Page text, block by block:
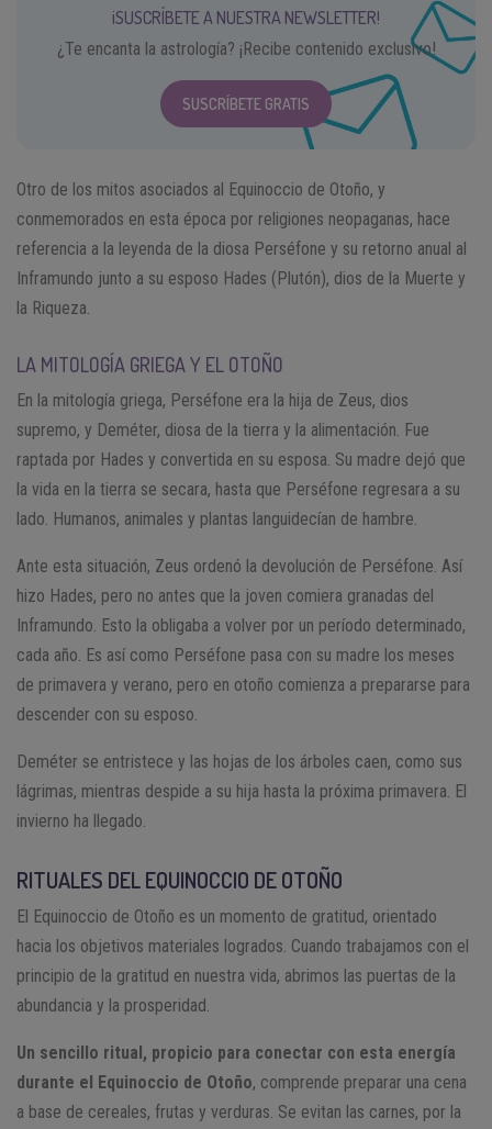
¡SUSCRÍBETE A NUESTRA NEWSLETTER!
¿Te encanta la astrología? ¡Recibe contenido exclusivo!
SUSCRÍBETE GRATIS
Otro de los mitos asociados al Equinoccio de Otoño, y
conmemorados en esta época por religiones neopaganas, hace
referencia a la leyenda de la diosa Perséfone y su retorno anual al
Inframundo junto a su esposo Hades (Plutón), dios de la Muerte y
la Riqueza.
LA MITOLOGÍA GRIEGA Y EL OTOÑO
En la mitología griega, Perséfone era la hija de Zeus, dios
supremo, y Deméter, diosa de la tierra y la alimentación. Fue
raptada por Hades y convertida en su esposa. Su madre dejó que
la vida en la tierra se secara, hasta que Perséfone regresara a su
lado. Humanos, animales y plantas languidecían de hambre.
Ante esta situación, Zeus ordenó la devolución de Perséfone. Así
hizo Hades, pero no antes que la joven comiera granadas del
Inframundo. Esto la obligaba a volver por un período determinado,
cada año. Es así como Perséfone pasa con su madre los meses
de primavera y verano, pero en otoño comienza a prepararse para
descender con su esposo.
Deméter se entristece y las hojas de los árboles caen, como sus
lágrimas, mientras despide a su hija hasta la próxima primavera. El
invierno ha llegado.
RITUALES DEL EQUINOCCIO DE OTOÑO
El Equinoccio de Otoño es un momento de gratitud, orientado
hacia los objetivos materiales logrados. Cuando trabajamos con el
principio de la gratitud en nuestra vida, abrimos las puertas de la
abundancia y la prosperidad.
Un sencillo ritual, propicio para conectar con esta energía
durante el Equinoccio de Otoño, comprende preparar una cena
a base de cereales, frutas y verduras. Se evitan las carnes, por la